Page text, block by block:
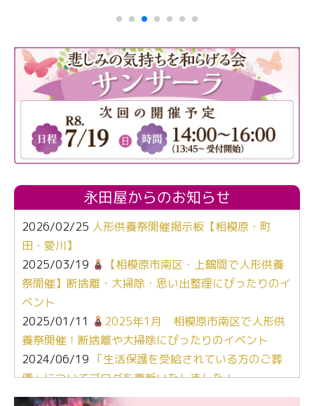
永田屋からのお知らせ
2026/02/25 人形供養祭開催掲示板【相模原・町
田・愛川】
2025/03/19
【相模原市南区・上鶴間で人形供養
祭開催】断捨離・大掃除・思い出整理にぴったりのイ
ベント
2025/01/11
2025年1月 相模原市南区で人形供
養祭開催！断捨離や大掃除にぴったりのイベント
2024/06/19 「生活保護を受給されている方のご葬
儀」についてブログを更新いたしました！
2024/03/06【終活なるほど教室】「マンガで学